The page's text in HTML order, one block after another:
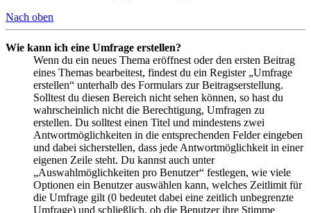
Nach oben
Wie kann ich eine Umfrage erstellen?
Wenn du ein neues Thema eröffnest oder den ersten Beitrag
eines Themas bearbeitest, findest du ein Register „Umfrage
erstellen“ unterhalb des Formulars zur Beitragserstellung.
Solltest du diesen Bereich nicht sehen können, so hast du
wahrscheinlich nicht die Berechtigung, Umfragen zu
erstellen. Du solltest einen Titel und mindestens zwei
Antwortmöglichkeiten in die entsprechenden Felder eingeben
und dabei sicherstellen, dass jede Antwortmöglichkeit in einer
eigenen Zeile steht. Du kannst auch unter
„Auswahlmöglichkeiten pro Benutzer“ festlegen, wie viele
Optionen ein Benutzer auswählen kann, welches Zeitlimit für
die Umfrage gilt (0 bedeutet dabei eine zeitlich unbegrenzte
Umfrage) und schließlich, ob die Benutzer ihre Stimme